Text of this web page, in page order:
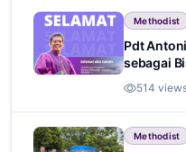
Methodist
Pdt
sebagai
514
Methodist